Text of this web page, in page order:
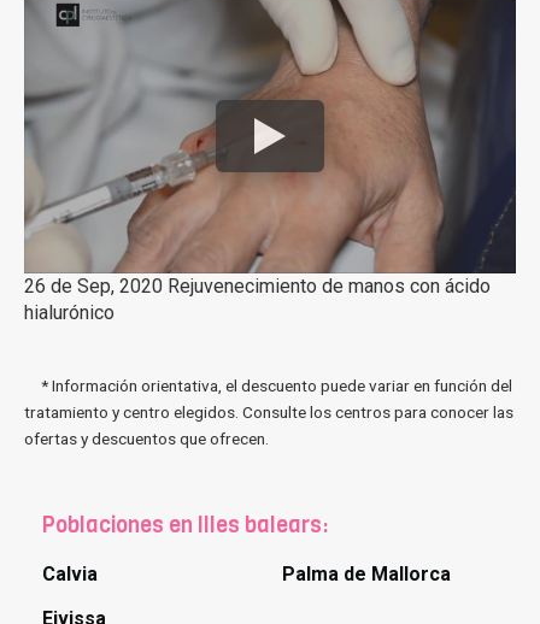
26 de Sep, 2020 Rejuvenecimiento de manos con ácido
hialurónico
* Información orientativa, el descuento puede variar en función del
tratamiento y centro elegidos. Consulte los centros para conocer las
ofertas y descuentos que ofrecen.
Poblaciones en Illes balears:
Calvia
Eivissa
Palma de Mallorca